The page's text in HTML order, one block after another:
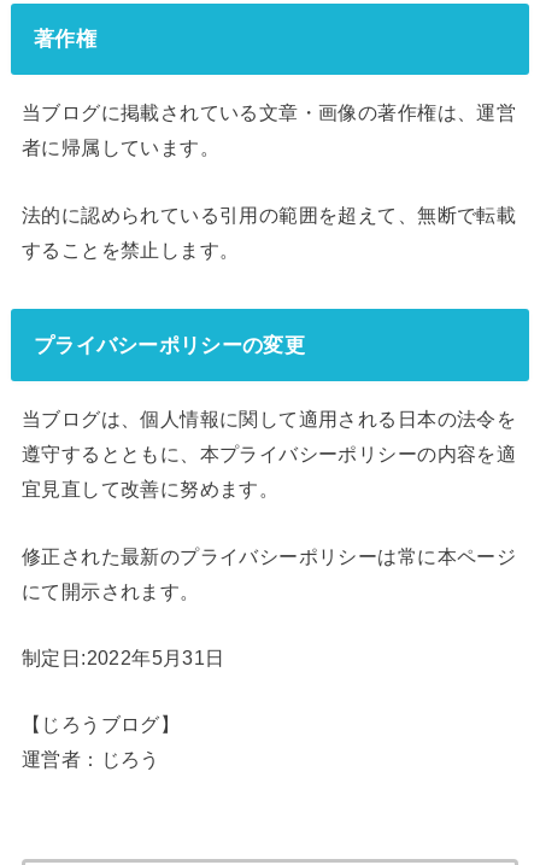
著作権
当ブログに掲載されている文章・画像の著作権は、運営
者に帰属しています。
法的に認められている引用の範囲を超えて、無断で転載
することを禁止します。
プライバシーポリシーの変更
当ブログは、個人情報に関して適用される日本の法令を
遵守するとともに、本プライバシーポリシーの内容を適
宜見直して改善に努めます。
修正された最新のプライバシーポリシーは常に本ページ
にて開示されます。
制定日:2022年5月31日
【じろうブログ】
運営者：じろう